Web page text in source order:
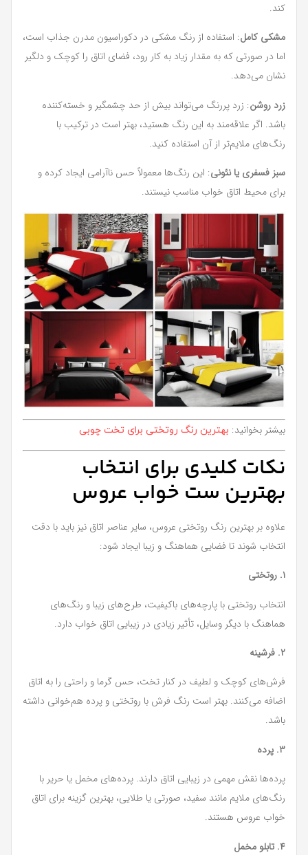
کند.
مشکی کامل: استفاده از رنگ مشکی در دکوراسیون مدرن جذاب است،
اما در صورتی که به مقدار زیاد به کار رود، فضای اتاق را کوچک و دلگیر
نشان می‌دهد.
زرد روشن: زرد پررنگ می‌تواند بیش از حد چشمگیر و خسته‌کننده
باشد. اگر علاقه‌مند به این رنگ هستید، بهتر است در ترکیب با
رنگ‌های ملایم‌تر از آن استفاده کنید.
سبز فسفری یا نئونی: این رنگ‌ها معمولاً حس ناآرامی ایجاد کرده و
برای محیط اتاق خواب مناسب نیستند.
بیشتر بخوانید: بهترین رنگ روتختی برای تخت چوبی
نکات کلیدی برای انتخاب
بهترین ست خواب عروس
علاوه بر بهترین رنگ روتختی عروس، سایر عناصر اتاق نیز باید با دقت
انتخاب شوند تا فضایی هماهنگ و زیبا ایجاد شود:
۱. روتختی
انتخاب روتختی با پارچه‌های باکیفیت، طرح‌های زیبا و رنگ‌های
هماهنگ با دیگر وسایل، تأثیر زیادی در زیبایی اتاق خواب دارد.
۲. فرشینه
فرش‌های کوچک و لطیف در کنار تخت، حس گرما و راحتی را به اتاق
اضافه می‌کنند. بهتر است رنگ فرش با روتختی و پرده هم‌خوانی داشته
باشد.
۳. پرده
پرده‌ها نقش مهمی در زیبایی اتاق دارند. پرده‌های مخمل یا حریر با
رنگ‌های ملایم مانند سفید، صورتی یا طلایی، بهترین گزینه برای اتاق
خواب عروس هستند.
۴. تابلو مخمل